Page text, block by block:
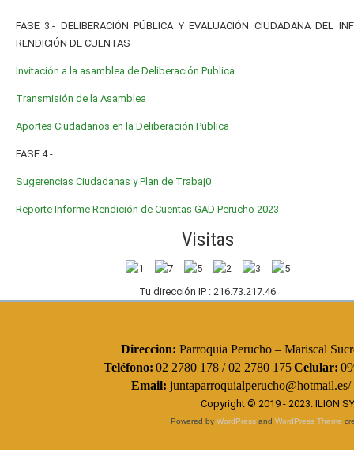
FASE 3.- DELIBERACIÓN PÚBLICA Y EVALUACIÓN CIUDADANA DEL
RENDICIÓN DE CUENTAS
Invitación a la asamblea de Deliberación Publica
Transmisión de la Asamblea
Aportes Ciudadanos en la Deliberación Pública
FASE 4.-
Sugerencias Ciudadanas y Plan de Trabaj0
Reporte Informe Rendición de Cuentas GAD Perucho 2023
Visitas
Tu dirección IP : 216.73.217.46
Direccion: Parroquia Perucho – Mariscal
Teléfono: 02 2780 178 / 02 2780 175Celular:
Email:
Copyright © 2019 - 2023. ILION
Powered by WordPress and WordPress Theme